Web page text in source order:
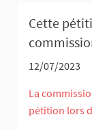
Cette
12/07/2023
La
pétition lors